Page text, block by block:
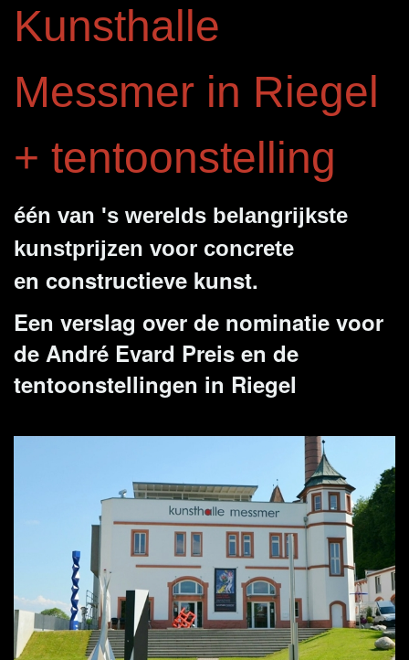
Kunsthalle
Messmer in Riegel
+ tentoonstelling
één van 's werelds belangrijkste
kunstprijzen voor concrete
en constructieve kunst.
Een verslag over de nominatie voor
de André Evard Preis en de
tentoonstellingen in Riegel